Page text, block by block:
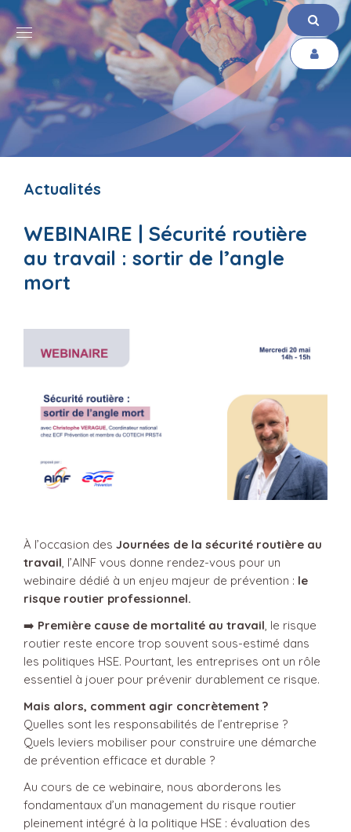
Actualités
WEBINAIRE | Sécurité routière
au travail : sortir de l’angle
mort
À l’occasion des Journées de la sécurité routière au
travail, l’AINF vous donne rendez-vous pour un
webinaire dédié à un enjeu majeur de prévention : le
risque routier professionnel.
➡️ Première cause de mortalité au travail, le risque
routier reste encore trop souvent sous-estimé dans
les politiques HSE. Pourtant, les entreprises ont un rôle
essentiel à jouer pour prévenir durablement ce risque.
Mais alors, comment agir concrètement ?
Quelles sont les responsabilités de l’entreprise ?
Quels leviers mobiliser pour construire une démarche
de prévention efficace et durable ?
Au cours de ce webinaire, nous aborderons les
fondamentaux d’un management du risque routier
pleinement intégré à la politique HSE : évaluation des